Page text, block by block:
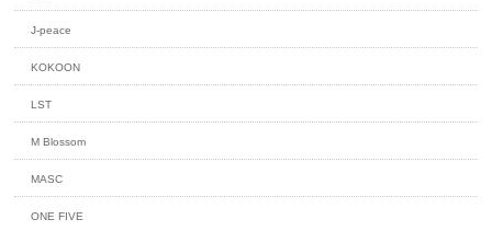
J-peace
KOKOON
LST
M Blossom
MASC
ONE FIVE